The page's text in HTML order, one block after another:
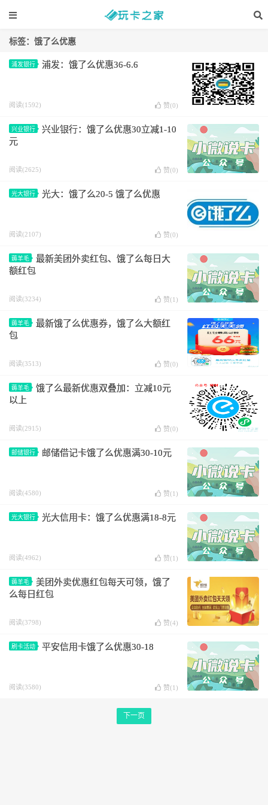
标签：饿了么优惠
浦发银行 浦发：饿了么优惠36-6.6
阅读(1592) 赞(0)
兴业银行
兴业银行：饿了么优惠30立减1-10
元
阅读(2625) 赞(0)
光大银行 光大：饿了么20-5 饿了么优惠
阅读(2107) 赞(0)
薅羊毛
最新美团外卖红包、饿了么每日大
额红包
阅读(3234) 赞(1 )
薅羊毛
最新饿了么优惠券，饿了么大额红
包
阅读(3513) 赞(0)
薅羊毛
饿了么最新优惠双叠加：立减10元
以上
阅读(2915) 赞(0)
邮储银行 邮储借记卡饿了么优惠满30-10元
阅读(4580) 赞(1 )
光大银行 光大信用卡：饿了么优惠满18-8元
阅读(4962) 赞(1 )
薅羊毛
美团外卖优惠红包每天可领，饿了
么每日红包
阅读(3798) 赞(4)
刷卡活动 平安信用卡饿了么优惠30-18
阅读(3580) 赞(1 )
下一页